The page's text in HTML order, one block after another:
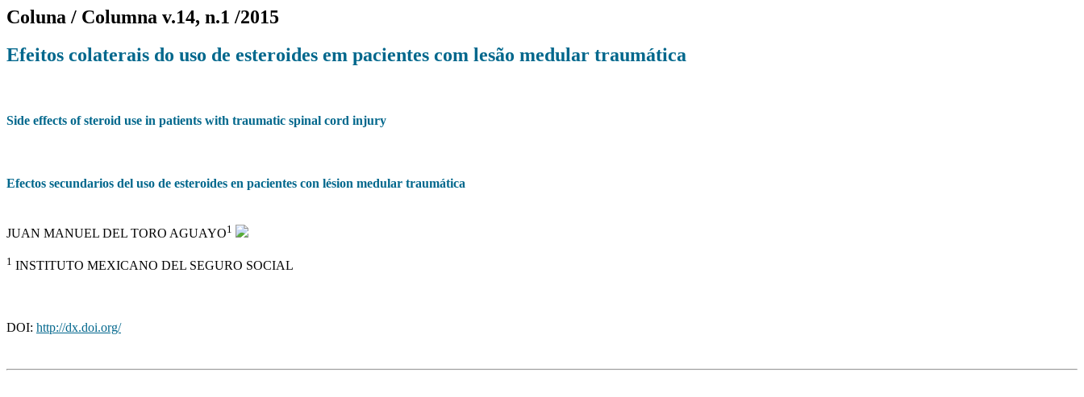
Coluna / Columna v.14, n.1 /2015
Efeitos colaterais do uso de esteroides em pacientes com lesão medular traumática
Side effects of steroid use in patients with traumatic spinal cord injury
Efectos secundarios del uso de esteroides en pacientes con lésion medular traumática
JUAN MANUEL DEL TORO AGUAYO1
1 INSTITUTO MEXICANO DEL SEGURO SOCIAL
DOI: http://dx.doi.org/